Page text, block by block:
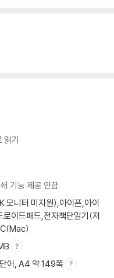
읽기
기능 제공 안함
모니터 미지원),아이폰,아이
이드패드,전자책단말기(저
어, A4 약 149쪽